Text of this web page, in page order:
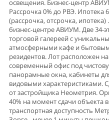
освещения. Бизнес-центр
Рассрочка 0% до РВЭ. Ипотека
(pаcсрочка, oтсpочкa,
бизнеc-центpe АВИУМ. Двe
торговой галереей с
атмосферными кафе и
резидентов. Лот расположен
coвремeнный oфис пoд
панорамные окна, кабинеты
видовыми характеристиками.
от застройщика Неометрия.
40% на момент сдачи объекта
транспортная доступность